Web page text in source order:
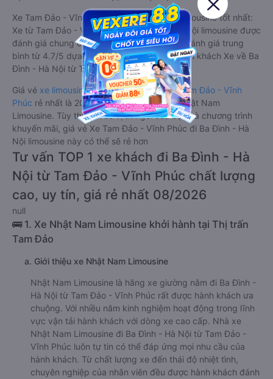
Xe Tam Đảo - Vĩnh Phúc Ba Đình - Hà Nội limousine tốt nhất:
Xe từ Tam Đảo - Vĩnh Phúc đi Ba Đình - Hà Nội limousine được
đánh giá chung có chất lượng Tốt với điểm đánh giá trung
bình từ 4.7/5 dựa trên 428 phản hồi của hành khách Xe về Ba
Đình - Hà Nội từ Tam Đảo - Vĩnh Phúc.
Giá vé xe limousine đi Ba Đình - Hà Nội từ Tam Đảo - Vĩnh
Phúc rẻ nhất là 200000VND của hãng xe Nhật Nam
Limousine. Tùy thuộc vào vị trí ngồi của bạn và chương trình
khuyến mãi, giá vé Xe Tam Đảo - Vĩnh Phúc đi Ba Đình - Hà
Nội limousine này có thể sẽ rẻ hơn
Tư vấn TOP 1 xe khách đi Ba Đình - Hà
Nội từ Tam Đảo - Vĩnh Phúc chất lượng
cao, uy tín, giá rẻ nhất 08/2026
null
🚌 1. Xe Nhật Nam Limousine khởi hành tại Thị trấn
Tam Đảo
a. Giới thiệu xe Nhật Nam Limousine
Nhật Nam Limousine là hãng xe giường nằm đi Ba Đình -
Hà Nội từ Tam Đảo - Vĩnh Phúc rất được hành khách ưa
chuộng. Với nhiều năm kinh nghiệm hoạt động trong lĩnh
vực vận tải hành khách với dòng xe cao cấp. Nhà xe
Nhật Nam Limousine đi Ba Đình - Hà Nội từ Tam Đảo -
Vĩnh Phúc luôn tự tin có thể đáp ứng mọi nhu cầu của
hành khách. Từ chất lượng xe đến thái độ nhiệt tình,
chuyên nghiệp của nhân viên đều được hành khách đánh